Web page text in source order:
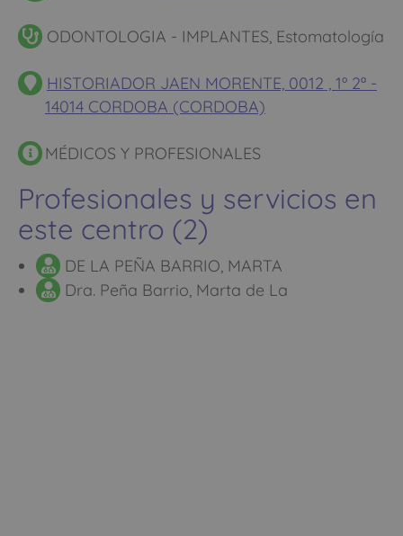
ODONTOLOGIA - IMPLANTES, Estomatología
HISTORIADOR JAEN MORENTE, 0012 , 1º 2ª -
14014 CORDOBA (CORDOBA)
MÉDICOS Y PROFESIONALES
Profesionales y servicios en
este centro (2)
DE LA PEÑA BARRIO, MARTA
Dra. Peña Barrio, Marta de La